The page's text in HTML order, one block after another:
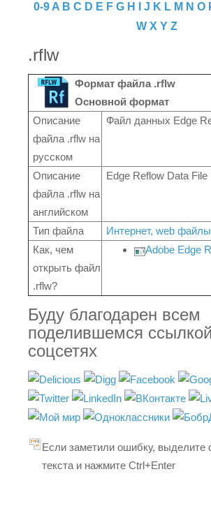
0-9 A B C D E F G H J K L M N O
W X Y Z
.rflw
Формат файла .rflw
Основной формат
Описание
файла .rflw на
русском
Файл данных Edge
Описание
файла .rflw на
английском
Edge Reflow Data File
Тип файла
Интернет, web файлы
Как, чем
открыть файл
.rflw?
Adobe Edge
Буду благодарен всем
поделившемся
соцсетях
Если заметили ошибку, выделите
текста и нажмите Ctrl+Enter